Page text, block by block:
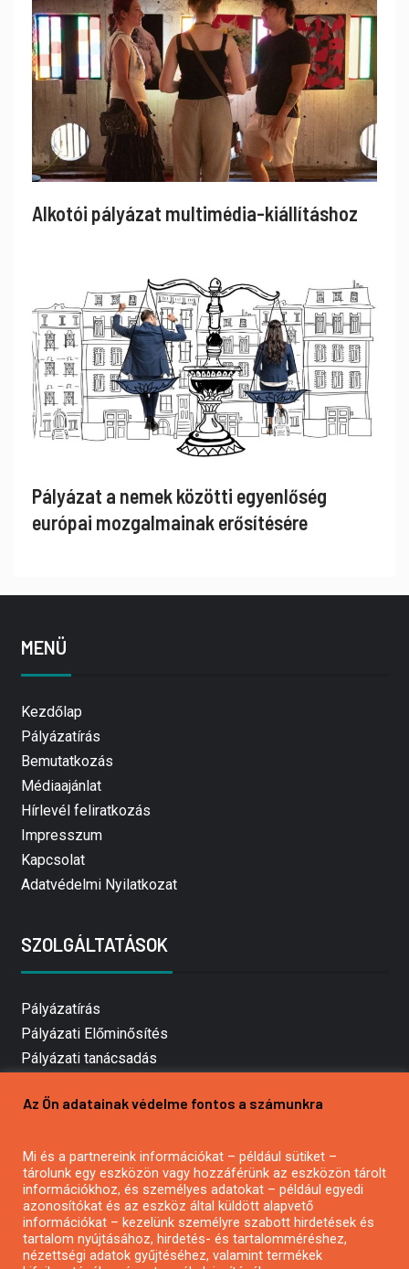
Alkotói pályázat multimédia-kiállításhoz
Pályázat a nemek közötti egyenlőség
európai mozgalmainak erősítésére
MENÜ
Kezdőlap
Pályázatírás
Bemutatkozás
Médiaajánlat
Hírlevél feliratkozás
Impresszum
Kapcsolat
Adatvédelmi Nyilatkozat
SZOLGÁLTATÁSOK
Pályázatírás
Pályázati Előminősítés
Pályázati tanácsadás
Mezőgazdasági pályázatírás
Pályázatírás civil szervezeteknek
Pályázatírás önkormányzatoknak
Pályázatfigyelés
Specifikus pályázatfigyelés vagy hírlevél
Az Ön adatainak védelme fontos a számunkra
Mi és a partnereink információkat – például sütiket –
tárolunk egy eszközön vagy hozzáférünk az eszközön tárolt
információkhoz, és személyes adatokat – például egyedi
azonosítókat és az eszköz által küldött alapvető
információkat – kezelünk személyre szabott hirdetések és
tartalom nyújtásához, hirdetés- és tartalomméréshez,
nézettségi adatok gyűjtéséhez, valamint termékek